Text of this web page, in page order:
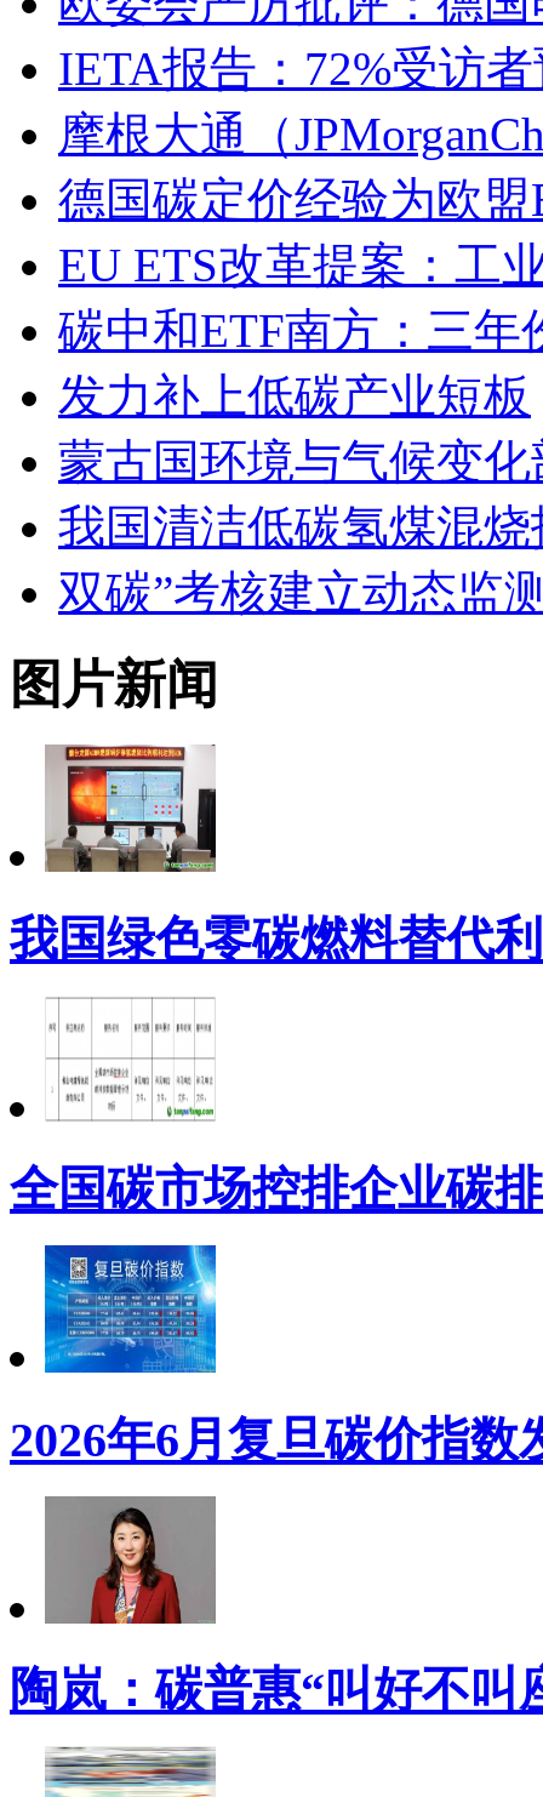
IETA报告：72%受访
摩根大通（
德国碳定价经验为欧
EU ETS改革提案：工
碳中和ETF南方：三年
发力补上低碳产业短板
蒙古国环境与气候变
我国清洁低碳氢煤混
双碳”考核建立动态监
图片新闻
我国绿色零碳燃料替代
全国碳市场控排企业碳
2026年6月复旦碳价指数
陶岚：碳普惠“叫好不叫